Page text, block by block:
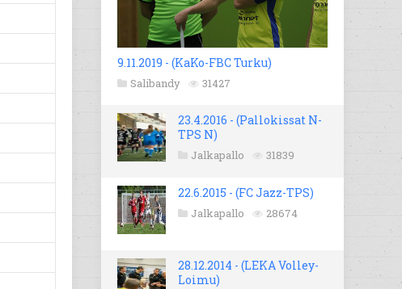
9.11.2019 - (KaKo-FBC Turku)
Salibandy 31427
23.4.2016 - (Pallokissat N-
TPS N)
Jalkapallo 31839
22.6.2015 - (FC Jazz-TPS)
Jalkapallo 28674
28.12.2014 - (LEKA Volley-
Loimu)